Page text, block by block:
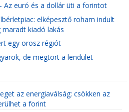
Az euró és a dollár üti a forintot
elképesztő roham indult
kiadó lakás
egy orosz régiót
de megtört a lendület
az energiaválság: csökken az
a forint